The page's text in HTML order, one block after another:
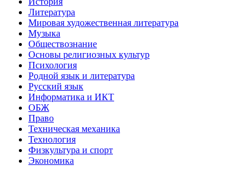
Литература
Мировая художественная литература
Музыка
Обществознание
Основы религиозных культур
Психология
Родной язык и литература
Русский язык
Информатика и ИКТ
ОБЖ
Право
Техническая механика
Технология
Физкультура и спорт
Экономика